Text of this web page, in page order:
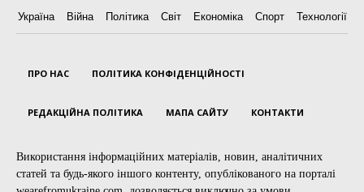
Україна Війна Політика Світ Економіка Спорт Технології
ПРО НАС ПОЛІТИКА КОНФІДЕНЦІЙНОСТІ
РЕДАКЦІЙНА ПОЛІТИКА МАПА САЙТУ КОНТАКТИ
Використання інформаційних матеріалів, новин, аналітичних
статей та будь-якого іншого контенту, опублікованого на порталі